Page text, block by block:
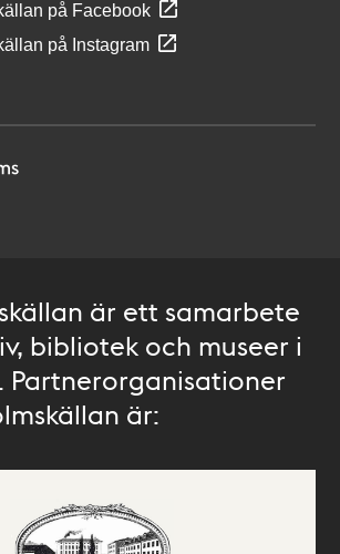
på Facebook
på Instagram
är ett samarbete
bibliotek och museer i
Partnerorganisationer
är: